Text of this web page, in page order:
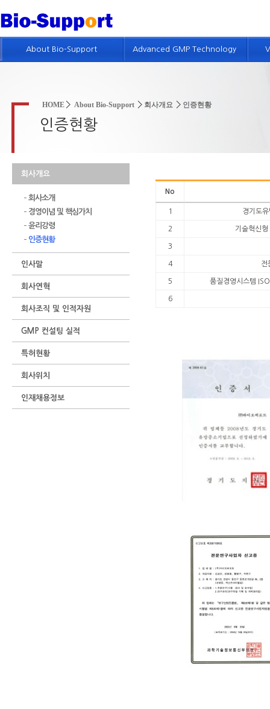
HOME About Bio-Support 회사개요 인증현황
인증현황
회사개요
회사소개
경영이념 및 핵심가치
윤리강령
인증현황
인사말
회사연혁
회사조직 및 인적자원
GMP 컨설팅 실적
특허현황
회사위치
인재채용정보
About Bio-Support
특허현황
회사위치
인재채용정보
Advanced GMP Technology
No
1 경기도
2 기술혁신
3
4 전
5 품질경영시스템
6